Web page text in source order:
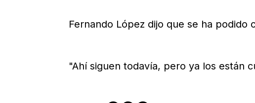
Fernando López dijo que se ha podido
"Ahí siguen todavía, pero ya los están